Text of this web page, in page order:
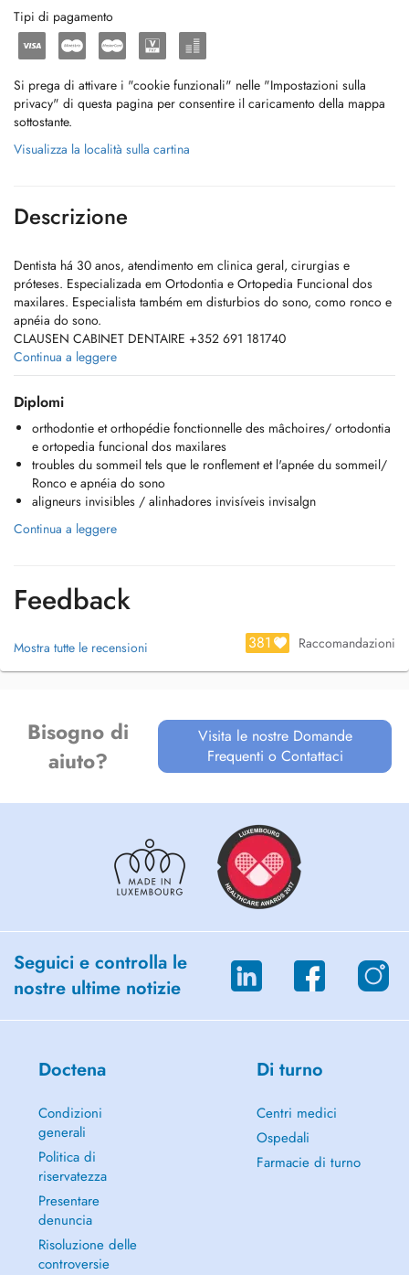
Tipi di pagamento
Si prega di attivare i "cookie funzionali" nelle "Impostazioni sulla
privacy" di questa pagina per consentire il caricamento della mappa
sottostante.
Visualizza la località sulla cartina
Descrizione
Dentista há 30 anos, atendimento em clinica geral, cirurgias e
próteses. Especializada em Ortodontia e Ortopedia Funcional dos
maxilares. Especialista também em disturbios do sono, como ronco e
apnéia do sono.
CLAUSEN CABINET DENTAIRE +352 691 181740
Dentiste depuis 30 ans, soins en clinique générale, chirurgies et
prothèses. Spécialisée en orthodontie et orthopédie fonctionnelle des
mâchoires. Spécialiste également troubles du sommeil tels que le
ronflement et l'apnée du sommeil.
CLAUSEN CABINET DENTAIRE +352 691 181 740
Continua a leggere
Diplomi
orthodontie et orthopédie fonctionnelle des mâchoires/ ortodontia
e ortopedia funcional dos maxilares
troubles du sommeil tels que le ronflement et l'apnée du sommeil/
Ronco e apnéia do sono
aligneurs invisibles / alinhadores invisíveis invisalgn
Continua a leggere
Feedback
Mostra tutte le recensioni 381 Raccomandazioni
Bisogno di
aiuto?
Visita le nostre Domande
Frequenti o Contattaci
Seguici e controlla le
nostre ultime notizie
Doctena
Condizioni
generali
Politica di
riservatezza
Presentare
denuncia
Risoluzione delle
controversie
Di turno
Centri medici
Ospedali
Farmacie di turno